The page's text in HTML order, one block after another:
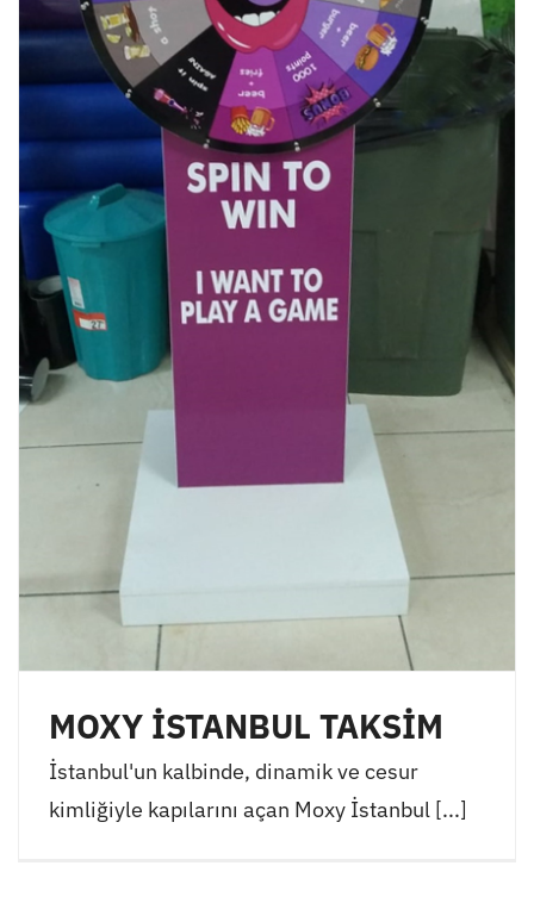
MOXY İSTANBUL TAKSİM
İstanbul'un kalbinde, dinamik ve cesur
kimliğiyle kapılarını açan Moxy İstanbul [...]